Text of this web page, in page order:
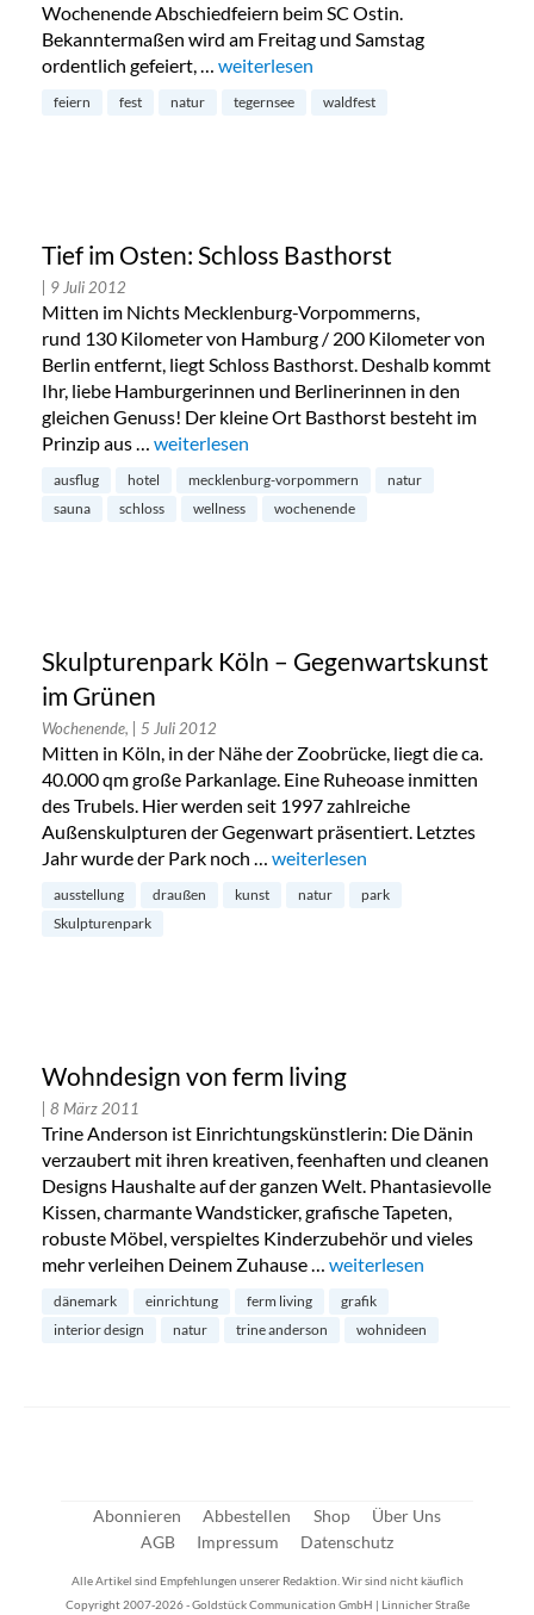
Wochenende Abschiedfeiern beim SC Ostin.
Bekanntermaßen wird am Freitag und Samstag
ordentlich gefeiert, … „Waldfest am Tegernsee“
weiterlesen
feiern fest natur tegernsee waldfest
Tief im Osten: Schloss Basthorst
| 9 Juli 2012
Mitten im Nichts Mecklenburg-Vorpommerns,
rund 130 Kilometer von Hamburg / 200 Kilometer von
Berlin entfernt, liegt Schloss Basthorst. Deshalb kommt
Ihr, liebe Hamburgerinnen und Berlinerinnen in den
gleichen Genuss! Der kleine Ort Basthorst besteht im
Prinzip aus … „Tief im Osten: Schloss Basthorst“
weiterlesen
ausflug hotel mecklenburg-vorpommern
natur
sauna
schloss wellness wochenende
Skulpturenpark Köln – Gegenwartskunst
im Grünen
Wochenende, | 5 Juli 2012
Mitten in Köln, in der Nähe der Zoobrücke, liegt die ca.
40.000 qm große Parkanlage. Eine Ruheoase inmitten
des Trubels. Hier werden seit 1997 zahlreiche
Außenskulpturen der Gegenwart präsentiert. Letztes
Jahr wurde der Park noch … „Skulpturenpark Köln –
weiterlesen
ausstellung draußen kunst natur
park
Skulpturenpark
Wohndesign von ferm living
| 8 März 2011
Trine Anderson ist Einrichtungskünstlerin: Die Dänin
verzaubert mit ihren kreativen, feenhaften und cleanen
Designs Haushalte auf der ganzen Welt. Phantasievolle
Kissen, charmante Wandsticker, grafische Tapeten,
robuste Möbel, verspieltes Kinderzubehör und vieles
mehr verleihen Deinem Zuhause … „Wohndesign von ferm
weiterlesen
dänemark einrichtung ferm living
grafik
interior design
natur trine anderson wohnideen
Abonnieren Abbestellen Shop
Über Uns
AGB
Impressum Datenschutz
Alle Artikel sind Empfehlungen unserer Redaktion. Wir sind nicht käuflich
Copyright 2007-2026 - Goldstück Communication GmbH | Linnicher Straße